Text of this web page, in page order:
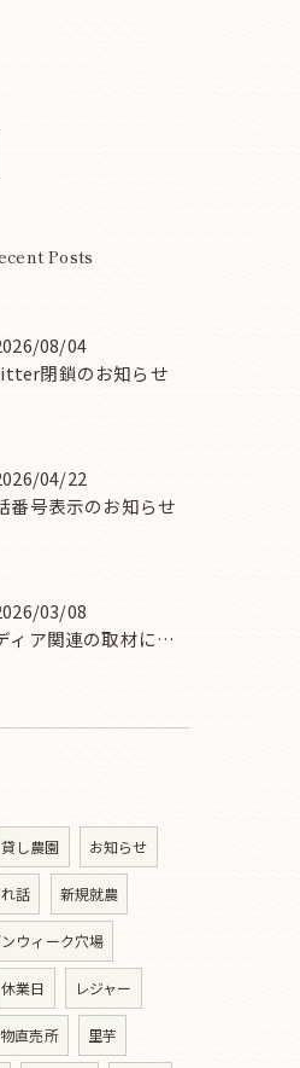
Posts
08/04
閉鎖のお知らせ
04/22
番号表示のお知らせ
03/08
メディア関連の取材について
貸し農園 お知らせ
話 新規就農
ウィーク穴場
休業日 レジャー
直売所 里芋